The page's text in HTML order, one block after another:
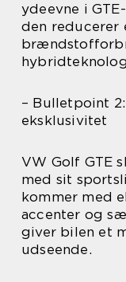
ydeevne i
den reducerer
– Bulletpoint
eksklusivitet
VW Golf GTE
med sit
kommer med
accenter og
giver bilen et
udseende.